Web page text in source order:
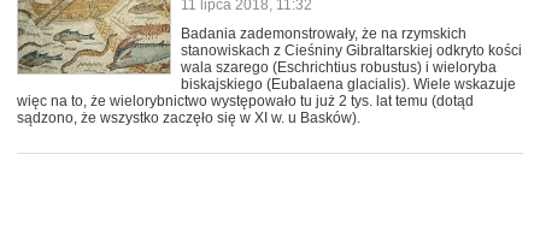
11 lipca 2018, 11:32
Badania zademonstrowały, że na rzymskich
stanowiskach z Cieśniny Gibraltarskiej odkryto kości
wala szarego (Eschrichtius robustus) i wieloryba
biskajskiego (Eubalaena glacialis). Wiele wskazuje
więc na to, że wielorybnictwo występowało tu już 2 tys. lat temu (dotąd
sądzono, że wszystko zaczęło się w XI w. u Basków).